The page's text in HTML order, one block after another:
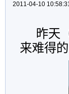
2011-04-10
昨天
来难得